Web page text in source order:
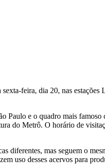
feira, dia 20, nas
Paulo e o quadro mais
do Metrô. O horário de
diferentes, mas seguem o
uso desses acervos para